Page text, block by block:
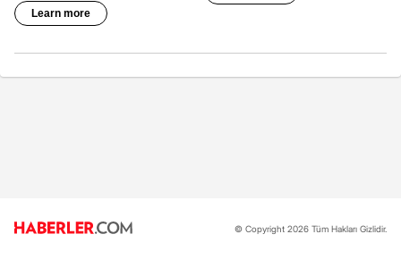
© Copyright 2026 Tüm Hakları Gizlidir.